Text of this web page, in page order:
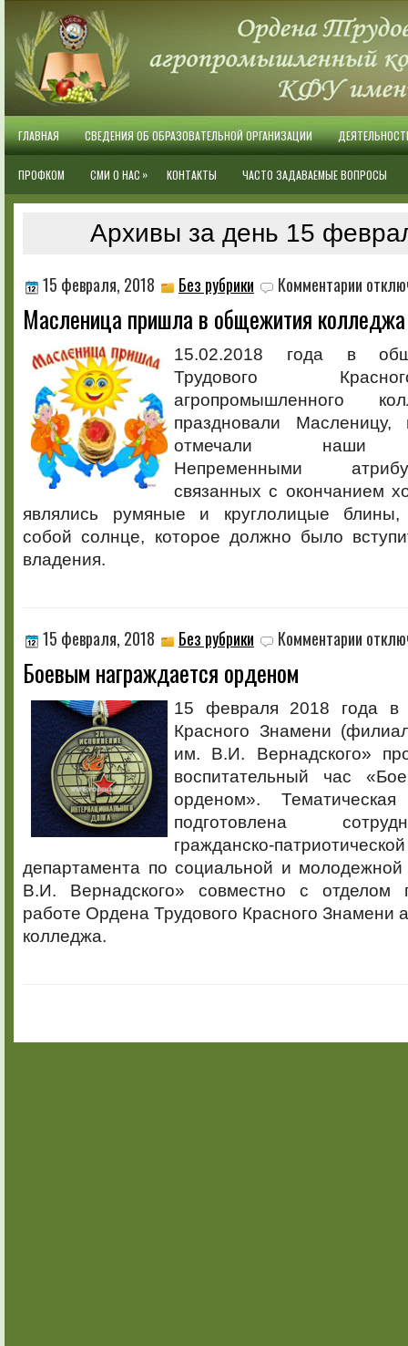
ГЛАВНАЯ СВЕДЕНИЯ ОБ ОБРАЗОВАТЕЛЬНОЙ ОРГАНИЗАЦИИ
ПРОФКОМ СМИ О НАС » КОНТАКТЫ ЧАСТО ЗАДАВАЕМЫЕ ВОПРОСЫ
Архивы за день 15
15 февраля, 2018 Без рубрики Комментарии записи
пришла
колледжа
Масленица пришла в общежития колледжа
15.02.2018 года в
Трудового
агропромышленного
праздновали Масленицу,
отмечали наши
Непременными
связанных с окончанием
являлись румяные и круглолицые блины,
собой солнце, которое должно было
владения.
15 февраля, 2018 Без рубрики Комментарии записи
Боевым награждается орденом
15 февраля 2018 года в
Красного Знамени
им. В.И. Вернадского»
воспитательный час
орденом».
подготовлена
гражданско-
департамента по социальной и
В.И. Вернадского» совместно с отделом
работе Ордена Трудового Красного Знамени
колледжа.